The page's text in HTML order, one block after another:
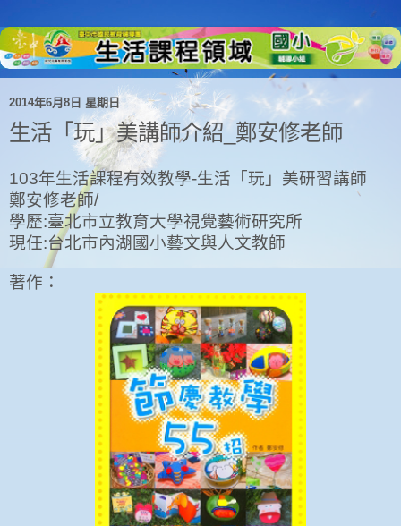
2014年6月8日 星期日
生活「玩」美講師介紹_鄭安修老師
103年生活課程有效教學-生活「玩」美研習講師
鄭安修老師/
學歷:臺北市立教育大學視覺藝術研究所
現任:台北市內湖國小藝文與人文教師
著作：